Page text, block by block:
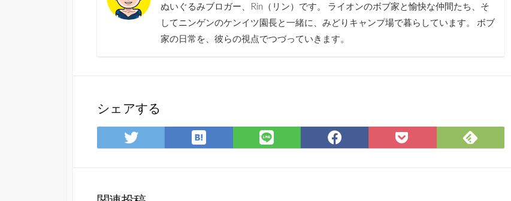
ぬいぐるみブロガー、Rin（リン）です。 ライオンのボブ家と愉快な仲間たち、そ
してニンゲンのケンイツ園長と一緒に、みどりキャンプ場で暮らしています。 ボブ
家の日常を、彼らの視点でつづっていきます。
シェアする
Twitter
で
ア
は
て
LINE
で
Facebook
で
Pocket
に
Feedly
で